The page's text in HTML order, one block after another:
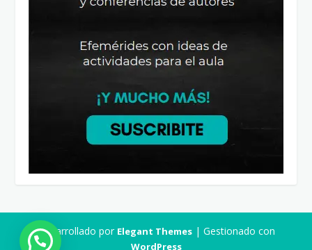
Desarrollado por Elegant Themes| Gestionado con
WordPress